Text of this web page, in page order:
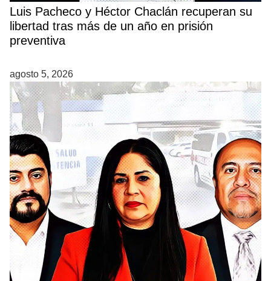
Luis Pacheco y Héctor Chaclán recuperan su
libertad tras más de un año en prisión
preventiva
agosto 5, 2026